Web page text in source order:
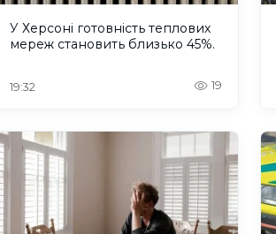
У Херсоні готовність теплових
мереж становить близько 45%.
19:32 19